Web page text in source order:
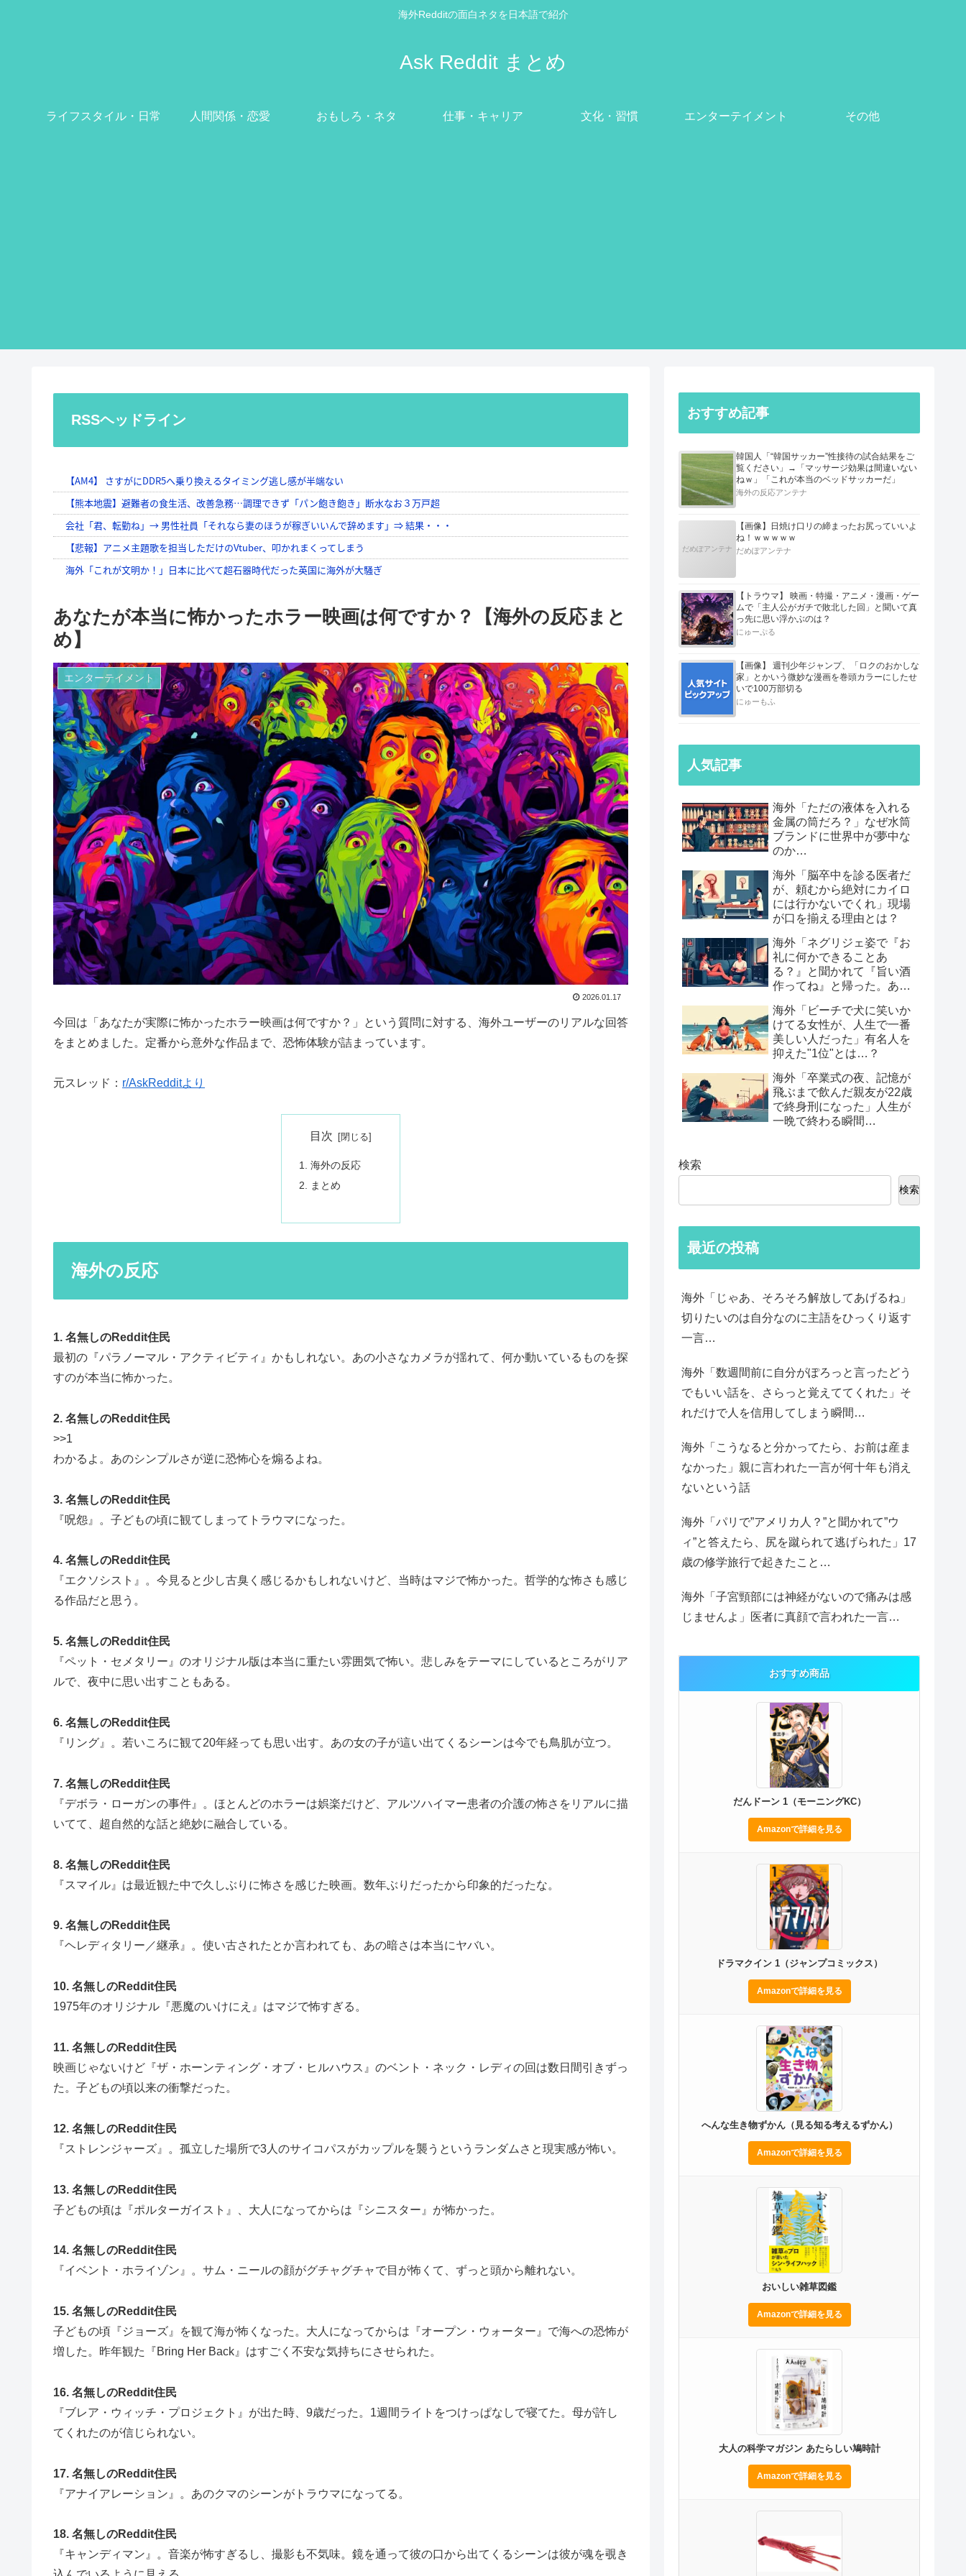
海外Redditの面白ネタを日本語で紹介
Ask Reddit まとめ
ライフスタイル・日常 人間関係・恋愛 おもしろ・ネタ 仕事・キャリア 文化・習慣 エンターテイメント その他
RSSヘッドライン
あなたが本当に怖かったホラー映画は何ですか？【海外の反応まと
め】
エンターテイメント
2026.01.17
今回は「あなたが実際に怖かったホラー映画は何ですか？」という質問に対する、海外ユーザーのリアルな回答
をまとめました。定番から意外な作品まで、恐怖体験が詰まっています。
元スレッド： r/AskRedditより
目次
海外の反応
まとめ
海外の反応
1. 名無しのReddit住民
最初の『パラノーマル・アクティビティ』かもしれない。あの小さなカメラが揺れて、何か動いているものを探
すのが本当に怖かった。
2. 名無しのReddit住民
>>1
わかるよ。あのシンプルさが逆に恐怖心を煽るよね。
3. 名無しのReddit住民
『呪怨』。子どもの頃に観てしまってトラウマになった。
4. 名無しのReddit住民
『エクソシスト』。今見ると少し古臭く感じるかもしれないけど、当時はマジで怖かった。哲学的な怖さも感じ
る作品だと思う。
5. 名無しのReddit住民
『ペット・セメタリー』のオリジナル版は本当に重たい雰囲気で怖い。悲しみをテーマにしているところがリア
ルで、夜中に思い出すこともある。
6. 名無しのReddit住民
『リング』。若いころに観て20年経っても思い出す。あの女の子が這い出てくるシーンは今でも鳥肌が立つ。
7. 名無しのReddit住民
『デボラ・ローガンの事件』。ほとんどのホラーは娯楽だけど、アルツハイマー患者の介護の怖さをリアルに描
いてて、超自然的な話と絶妙に融合している。
8. 名無しのReddit住民
『スマイル』は最近観た中で久しぶりに怖さを感じた映画。数年ぶりだったから印象的だったな。
9. 名無しのReddit住民
『ヘレディタリー／継承』。使い古されたとか言われても、あの暗さは本当にヤバい。
10. 名無しのReddit住民
1975年のオリジナル『悪魔のいけにえ』はマジで怖すぎる。
11. 名無しのReddit住民
映画じゃないけど『ザ・ホーンティング・オブ・ヒルハウス』のベント・ネック・レディの回は数日間引きずっ
た。子どもの頃以来の衝撃だった。
12. 名無しのReddit住民
『ストレンジャーズ』。孤立した場所で3人のサイコパスがカップルを襲うというランダムさと現実感が怖い。
13. 名無しのReddit住民
子どもの頃は『ポルターガイスト』、大人になってからは『シニスター』が怖かった。
14. 名無しのReddit住民
『イベント・ホライゾン』。サム・ニールの顔がグチャグチャで目が怖くて、ずっと頭から離れない。
15. 名無しのReddit住民
子どもの頃『ジョーズ』を観て海が怖くなった。大人になってからは『オープン・ウォーター』で海への恐怖が
増した。昨年観た『Bring Her Back』はすごく不安な気持ちにさせられた。
16. 名無しのReddit住民
『ブレア・ウィッチ・プロジェクト』が出た時、9歳だった。1週間ライトをつけっぱなしで寝てた。母が許し
てくれたのが信じられない。
17. 名無しのReddit住民
『アナイアレーション』。あのクマのシーンがトラウマになってる。
18. 名無しのReddit住民
『キャンディマン』。音楽が怖すぎるし、撮影も不気味。鏡を通って彼の口から出てくるシーンは彼が魂を覗き
おすすめ記事
韓国人「“韓国サッカー”性接待の試合結果をご
覧ください」→「マッサージ効果は間違いない
ねｗ」「これが本当のベッドサッカーだ」
海外の反応アンテナ
だめぽアンテナ
【画像】日焼け口リの締まったお尻っていいよ
ね！ｗｗｗｗｗ
だめぽアンテナ
【トラウマ】 映画・特撮・アニメ・漫画・ゲー
ムで「主人公がガチで敗北した回」と聞いて真
っ先に思い浮かぶのは？
にゅーぷる
【画像】 週刊少年ジャンプ、「ロクのおかしな
家」とかいう微妙な漫画を巻頭カラーにしたせ
いで100万部切る
にゅーもふ
人気記事
海外「ただの液体を入れる
金属の筒だろ？」なぜ水筒
ブランドに世界中が夢中な
のか…
海外「脳卒中を診る医者だ
が、頼むから絶対にカイロ
には行かないでくれ」現場
が口を揃える理由とは？
海外「ネグリジェ姿で『お
礼に何かできることあ
る？』と聞かれて『旨い酒
作ってね』と帰った。あれ
る男たちの後悔談…
海外「ビーチで犬に笑いか
けてる女性が、人生で一番
美しい人だった」有名人を
抑えた"1位"とは…？
海外「卒業式の夜、記憶が
飛ぶまで飲んだ親友が22歳
で終身刑になった」人生が
一晩で終わる瞬間…
検索
検索
最近の投稿
海外「じゃあ、そろそろ解放してあげるね」
切りたいのは自分なのに主語をひっくり返す
一言…
海外「数週間前に自分がぽろっと言ったどう
でもいい話を、さらっと覚えててくれた」そ
れだけで人を信用してしまう瞬間…
海外「こうなると分かってたら、お前は産ま
なかった」親に言われた一言が何十年も消え
ないという話
海外「パリで”アメリカ人？”と聞かれて”ウ
ィ”と答えたら、尻を蹴られて逃げられた」17
歳の修学旅行で起きたこと…
海外「子宮頸部には神経がないので痛みは感
じませんよ」医者に真顔で言われた一言…
おすすめ商品
だんドーン 1（モーニングKC）
Amazonで詳細を見る
ドラマクイン 1（ジャンプコミックス）
Amazonで詳細を見る
へんな生き物ずかん（見る知る考えるずかん）
Amazonで詳細を見る
おいしい雑草図鑑
Amazonで詳細を見る
大人の科学マガジン あたらしい鳩時計
Amazonで詳細を見る